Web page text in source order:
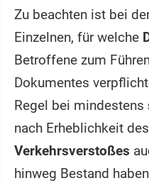
Zu beachten ist bei
Einzelnen, für welche
Betroffene zum
Dokumentes
Regel bei mindestens
nach Erheblichkeit
Verkehrsverstoßes
hinweg Bestand